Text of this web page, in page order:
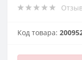
Код товара: